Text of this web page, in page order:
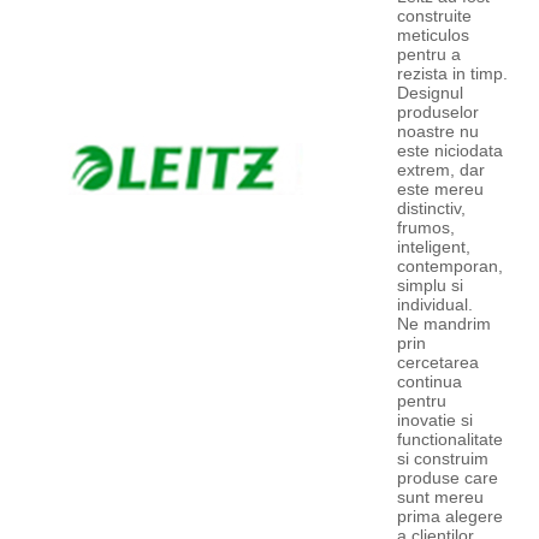
construite
meticulos
pentru a
rezista in timp.
Designul
produselor
noastre nu
este niciodata
extrem, dar
este mereu
distinctiv,
frumos,
inteligent,
contemporan,
simplu si
individual.
Ne mandrim
prin
cercetarea
continua
pentru
inovatie si
functionalitate
si construim
produse care
sunt mereu
prima alegere